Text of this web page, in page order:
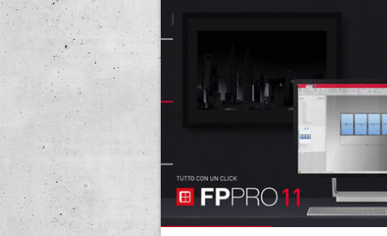
nel posizionamento del distanziale). Il
sistema può essere installato all’uscita
della pressa sulla linea di produzione
della vetrocamera, oppure inserito
all’interno di una linea dedicata con la
quale lavare e controllare ogni singola
vetrocamera prima di inviarla in cantiere
o inserirla nel corrispondente profilo.